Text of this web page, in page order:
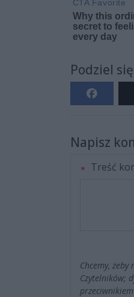
Podziel się
Napisz
Treść
Chcemy,
Czytelników;